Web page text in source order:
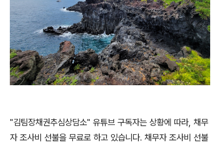
"김팀장채권추심상담소" 유튜브 구독자는 상황에 따라, 채무
자 조사비 선불을 무료로 하고 있습니다. 채무자 조사비 선불